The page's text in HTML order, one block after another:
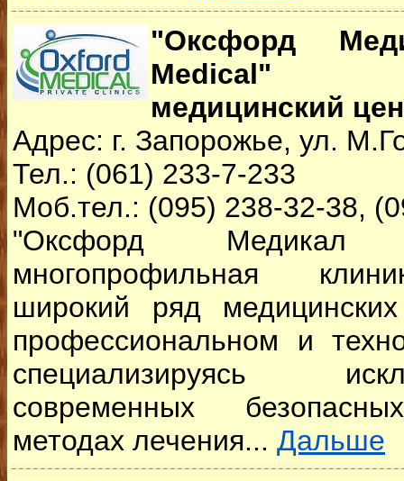
"Оксфорд
Medical"
медицинский
Адрес: г. Запорожье, ул.
Тел.: (061) 233-7-233
Моб.тел.: (095) 238-32-38,
"Оксфорд
многопрофильная
широкий ряд
профессиональном и
специализируясь
современных
методах лечения... Дальше